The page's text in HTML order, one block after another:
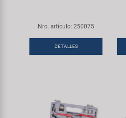
Nro. artículo: 250075
DETALLES